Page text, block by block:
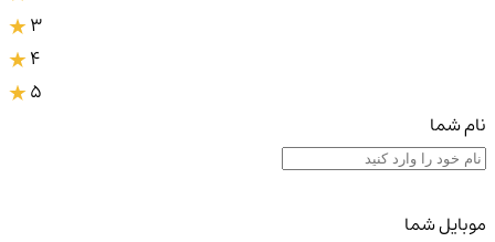
3
4
5
نام شما
موبایل شما